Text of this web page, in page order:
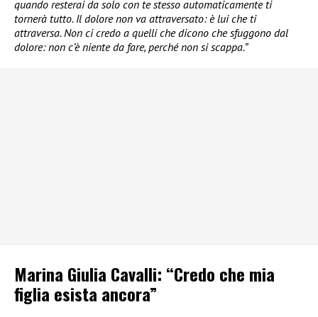
quando resterai da solo con te stesso automaticamente ti
tornerà tutto. Il dolore non va attraversato: è lui che ti
attraversa. Non ci credo a quelli che dicono che sfuggono dal
dolore: non c’è niente da fare, perché non si scappa.”
Marina Giulia Cavalli: “Credo che mia
figlia esista ancora”